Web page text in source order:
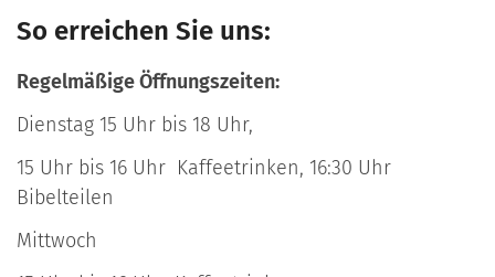
So erreichen Sie uns:
Regelmäßige Öffnungszeiten:
Dienstag 15 Uhr bis 18 Uhr,
15 Uhr bis 16 Uhr Kaffeetrinken, 16:30 Uhr
Bibelteilen
Mittwoch